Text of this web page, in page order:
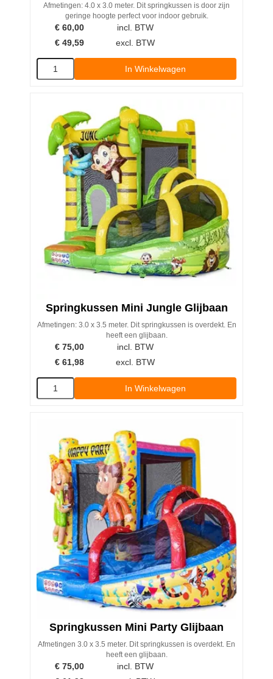
Afmetingen: 4.0 x 3.0 meter. Dit springkussen is door zijn
geringe hoogte perfect voor indoor gebruik.
€ 60,00
incl. BTW
€ 49,59 excl. BTW
In Winkelwagen
Springkussen Mini Jungle Glijbaan
Afmetingen: 3.0 x 3.5 meter. Dit springkussen is overdekt. En
heeft een glijbaan.
€ 75,00
incl. BTW
€ 61,98 excl. BTW
In Winkelwagen
Springkussen Mini Party Glijbaan
Afmetingen 3.0 x 3.5 meter. Dit springkussen is overdekt. En
heeft een glijbaan.
€ 75,00
incl. BTW